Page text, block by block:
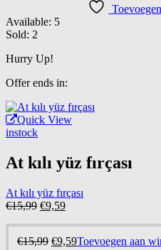
Available: 5
Sold: 2
Hurry Up!
Offer ends in:
Quick View
instock
At kılı yüz fırçası
At kılı yüz fırçası
€15,99 Oorspronkelijke
was:
€15,99.
€9,59Huidige
is:
€9,59.
€15,99 Oorspronkelijke
€9,59Huidige
Toevoegen aan